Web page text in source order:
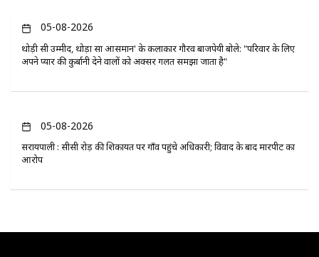
05-08-2026
थोड़ी सी उम्मीद, थोड़ा सा आसमान' के कलाकार गौरव बाजपेयी बोले: "परिवार के लिए
अपने प्यार की कुर्बानी देने वालों को अक्सर गलत समझा जाता है"
05-08-2026
सरायपाली : सीसी रोड़ की शिकायत पर गाँव पहुंचे अधिकारी; विवाद के बाद मारपीट का
आरोप